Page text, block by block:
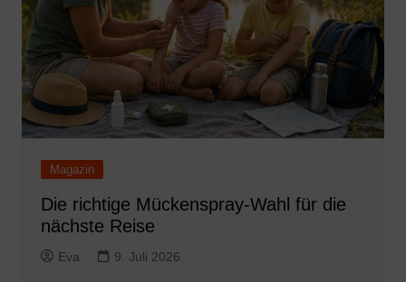
Magazin
Die richtige Mückenspray-Wahl für die
nächste Reise
Eva 9. Juli 2026